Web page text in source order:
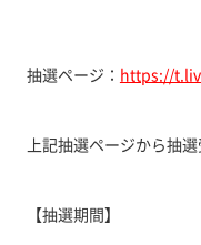
抽選ページ： https://
上記抽選ページから抽
【抽選期間】